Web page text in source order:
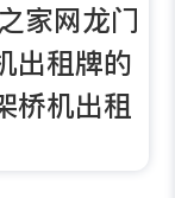
家网龙门
出租牌的
桥机出租